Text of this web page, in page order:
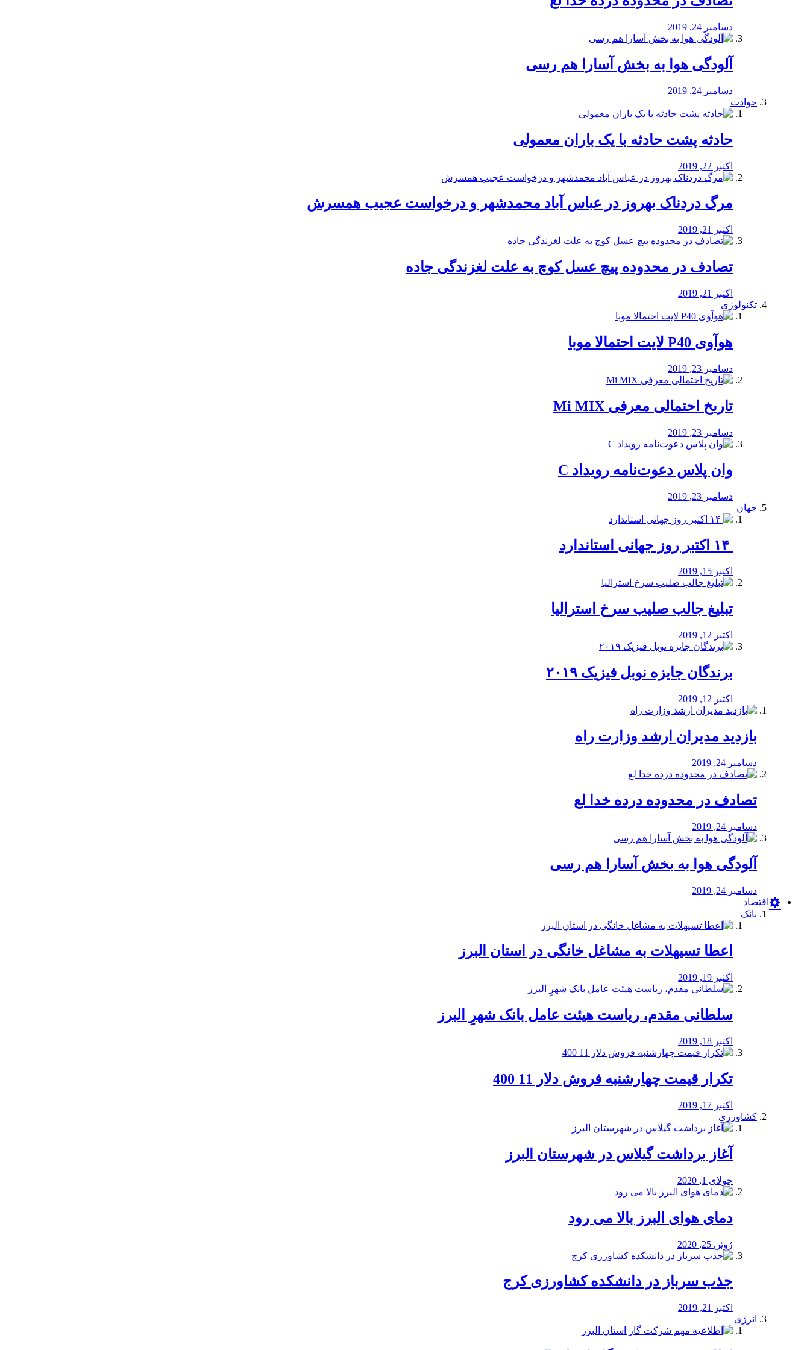
دسامبر 24, 2019
آلودگی هوا به بخش آسارا هم رسی
دسامبر 24, 2019
حوادث
️حادثه پشت حادثه با یک باران معمولی
اکتبر 22, 2019
مرگ دردناک بهروز در عباس آباد محمدشهر و درخواست عجیب همسرش
اکتبر 21, 2019
تصادف در محدوده پیچ عسل کوچ به علت لغزندگی جاده
اکتبر 21, 2019
تکنولوژی
هوآوی P40 لایت احتمالا موبا
دسامبر 23, 2019
تاریخ احتمالی معرفی Mi MIX
دسامبر 23, 2019
وان پلاس دعوت‌نامه رویداد C
دسامبر 23, 2019
جهان
اکتبر 15, 2019
تبلیغ جالب صلیب سرخ استرالیا
اکتبر 12, 2019
برندگان جایزه نوبل فیزیک ۲۰۱۹
اکتبر 12, 2019
بازدید مدیران ارشد وزارت راه
دسامبر 24, 2019
تصادف در محدوده درده خدا لع
دسامبر 24, 2019
آلودگی هوا به بخش آسارا هم رسی
دسامبر 24, 2019
اقتصاد
بانک
️اعطا تسیهلات به مشاغل خانگی در استان البرز
اکتبر 19, 2019
سلطانی مقدم، ریاست هیئت عامل بانک شهرِ البرز
اکتبر 18, 2019
تکرار قیمت چهارشنبه فروش دلار 11 400
اکتبر 17, 2019
کشاورزی
آغاز برداشت گیلاس در شهرستان البرز
جولای 1, 2020
دمای هوای البرز بالا می رود
ژوئن 25, 2020
جذب سرباز در دانشکده کشاورزی کرج
اکتبر 21, 2019
انرژی